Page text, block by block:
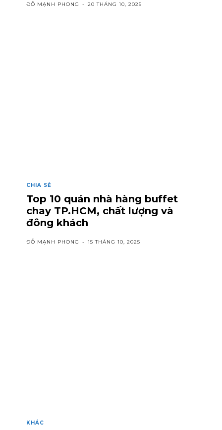
ĐỖ MẠNH PHONG - 20 THÁNG 10, 2025
CHIA SẺ
Top 10 quán nhà hàng buffet
chay TP.HCM, chất lượng và
đông khách
ĐỖ MẠNH PHONG - 15 THÁNG 10, 2025
KHÁC